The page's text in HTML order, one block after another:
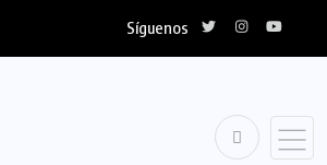
Síguenos